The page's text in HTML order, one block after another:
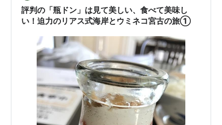
なか治まらず、また、何となく身体に力が入らないよう
な感じが続いたので、連休期間中は大事をとって休養…
評判の「瓶ドン」は見て美しい、食べて美味し
い！迫力のリアス式海岸とウミネコ宮古の旅①